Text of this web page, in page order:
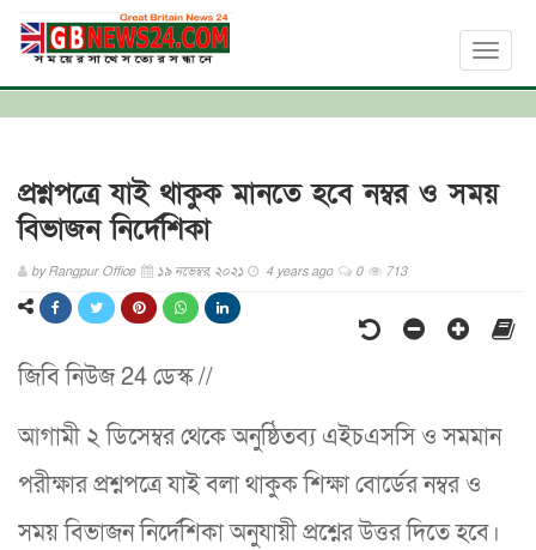
Toggle
প্রশ্নপত্রে যাই থাকুক মানতে হবে নম্বর ও সময়
বিভাজন নির্দেশিকা
byRangpur Office ১৯ নভেম্বর, ২০২১ 4 years ago 0 713
জিবি নিউজ 24 ডেস্ক //
আগামী ২ ডিসেম্বর থেকে অনুষ্ঠিতব্য এইচএসসি ও সমমান
পরীক্ষার প্রশ্নপত্রে যাই বলা থাকুক শিক্ষা বোর্ডের নম্বর ও
সময় বিভাজন নির্দেশিকা অনুযায়ী প্রশ্নের উত্তর দিতে হবে।